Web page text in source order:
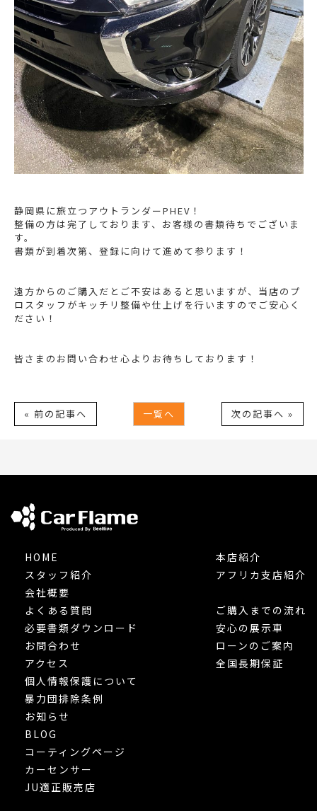
静岡県に旅立つアウトランダーPHEV！
整備の方は完了しております、お客様の書類待ちでございま
す。
書類が到着次第、登録に向けて進めて参ります！
遠方からのご購入だとご不安はあると思いますが、当店のプ
ロスタッフがキッチリ整備や仕上げを行いますのでご安心く
ださい！
皆さまのお問い合わせ心よりお待ちしております！
« 前の記事へ 一覧へ 次の記事へ »
HOME
スタッフ紹介
会社概要
本店紹介
アフリカ支店紹介
よくある質問
必要書類ダウンロード
お問合わせ
アクセス
個人情報保護について
暴力団排除条例
お知らせ
BLOG
ご購入までの流れ
安心の展示車
ローンのご案内
全国長期保証
コーティングページ
カーセンサー
JU適正販売店